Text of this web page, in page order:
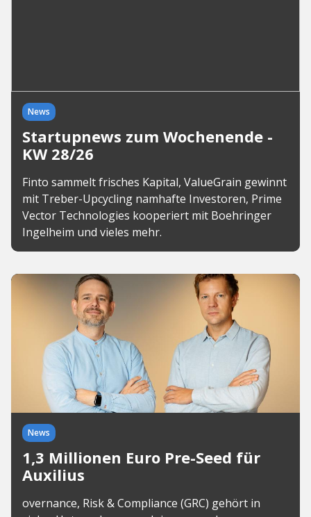
News
Startupnews zum Wochenende -
KW 28/26
Finto sammelt frisches Kapital, ValueGrain gewinnt
mit Treber-Upcycling namhafte Investoren, Prime
Vector Technologies kooperiert mit Boehringer
Ingelheim und vieles mehr.
News
1,3 Millionen Euro Pre-Seed für
Auxilius
overnance, Risk & Compliance (GRC) gehört in